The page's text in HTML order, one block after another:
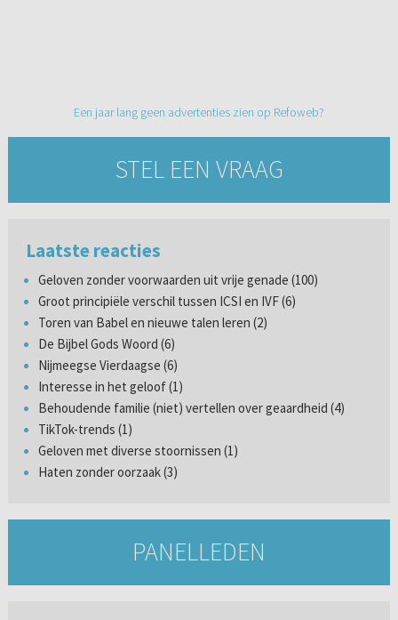
Een jaar lang geen advertenties zien op Refoweb?
STEL EEN VRAAG
Laatste reacties
Geloven zonder voorwaarden uit vrije genade (100)
Groot principiële verschil tussen ICSI en IVF (6)
Toren van Babel en nieuwe talen leren (2)
De Bijbel Gods Woord (6)
Nijmeegse Vierdaagse (6)
Interesse in het geloof (1)
Behoudende familie (niet) vertellen over geaardheid (4)
TikTok-trends (1)
Geloven met diverse stoornissen (1)
Haten zonder oorzaak (3)
PANELLEDEN